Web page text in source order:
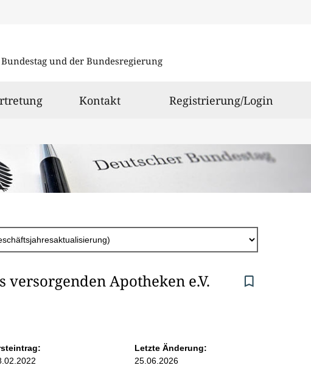
und der Bundesregierung
Kontakt Registrierung/Login
Apotheken e.V.
Letzte Änderung:
25.06.2026